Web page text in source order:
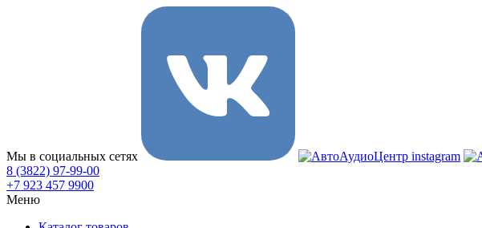
Мы в социальных сетях
8 (3822) 97-99-00
+7 923 457 9900
Меню